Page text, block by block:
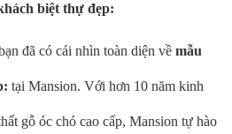
biệt thự đẹp:
đã có cái nhìn toàn diện về mẫu
tại Mansion. Với hơn 10 năm kinh
gỗ óc chó cao cấp, Mansion tự hào